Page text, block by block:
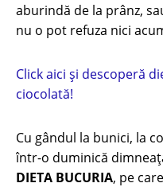
aburindă de la prânz,
nu o pot refuza nici
Click aici și descoperă
ciocolată!
Cu gândul la bunici, la
într-o duminică
DIETA BUCURIA, pe